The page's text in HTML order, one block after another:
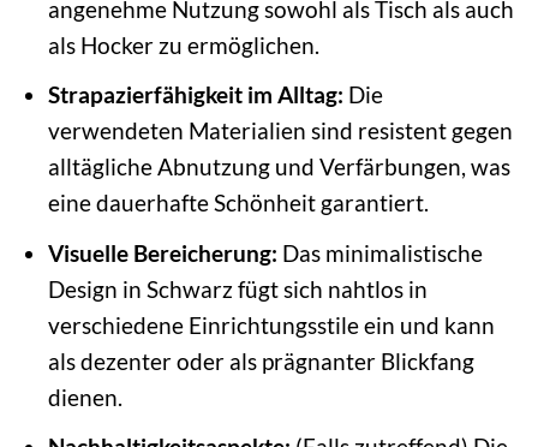
angenehme Nutzung sowohl als Tisch als auch
als Hocker zu ermöglichen.
Strapazierfähigkeit im Alltag: Die
verwendeten Materialien sind resistent gegen
alltägliche Abnutzung und Verfärbungen, was
eine dauerhafte Schönheit garantiert.
Visuelle Bereicherung: Das minimalistische
Design in Schwarz fügt sich nahtlos in
verschiedene Einrichtungsstile ein und kann
als dezenter oder als prägnanter Blickfang
dienen.